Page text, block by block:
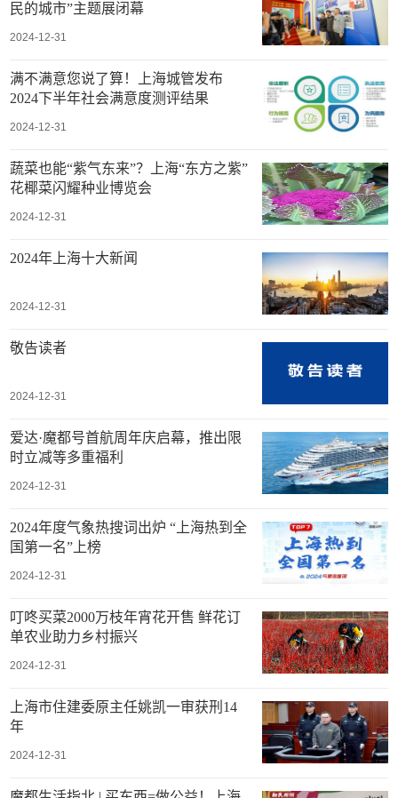
民的城市”主题展闭幕
2024-12-31
满不满意您说了算！上海城管发布
2024下半年社会满意度测评结果
2024-12-31
蔬菜也能“紫气东来”？上海“东方之紫”
花椰菜闪耀种业博览会
2024-12-31
2024年上海十大新闻
2024-12-31
敬告读者
2024-12-31
爱达·魔都号首航周年庆启幕，推出限
时立减等多重福利
2024-12-31
2024年度气象热搜词出炉 “上海热到全
国第一名”上榜
2024-12-31
叮咚买菜2000万枝年宵花开售 鲜花订
单农业助力乡村振兴
2024-12-31
上海市住建委原主任姚凯一审获刑14
年
2024-12-31